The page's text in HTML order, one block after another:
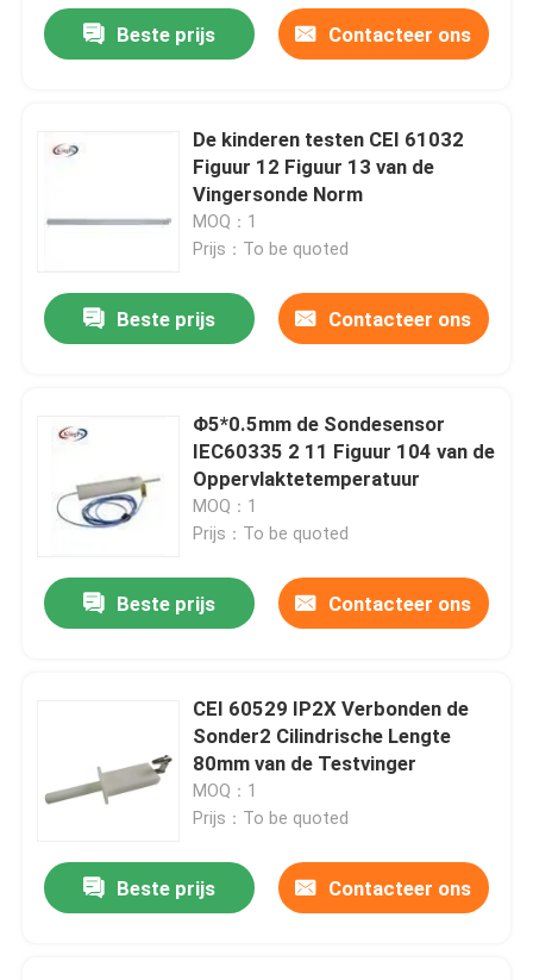
Beste prijs Contacteer ons
De kinderen testen CEI 61032
Figuur 12 Figuur 13 van de
Vingersonde Norm
MOQ：1
Prijs：To be quoted
Beste prijs Contacteer ons
Φ5*0.5mm de Sondesensor
IEC60335 2 11 Figuur 104 van de
Oppervlaktetemperatuur
MOQ：1
Prijs：To be quoted
Beste prijs Contacteer ons
CEI 60529 IP2X Verbonden de
Sonder2 Cilindrische Lengte
80mm van de Testvinger
MOQ：1
Prijs：To be quoted
Beste prijs Contacteer ons